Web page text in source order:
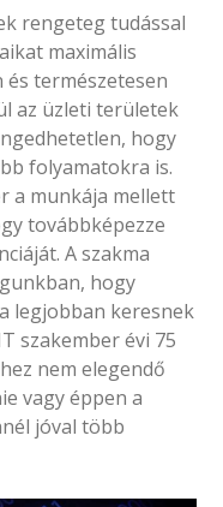
rengeteg tudással
maximális
természetesen
az üzleti területek
hogy
folyamatokra is.
a munkája mellett
továbbképezze
A szakma
hogy
legjobban keresnek
szakember évi 75
nem elegendő
vagy éppen a
jóval több